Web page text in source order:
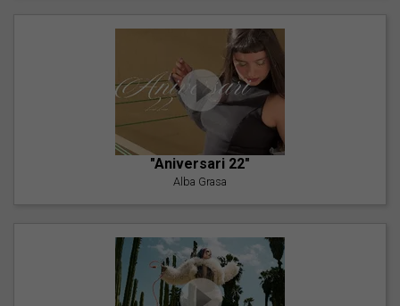
"Aniversari 22"
Alba Grasa